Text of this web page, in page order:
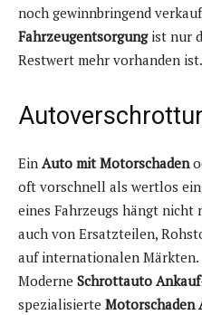
noch gewinnbringend
Fahrzeugentsorgungist nur
Restwert mehr vorhanden ist.
Ein Auto mit Motorschaden
oft vorschnell als wertlos
eines Fahrzeugs hängt nicht
auch von Ersatzteilen,
auf internationalen Märkten.
Moderne Schrottauto Ankauf
spezialisierte Motorschaden